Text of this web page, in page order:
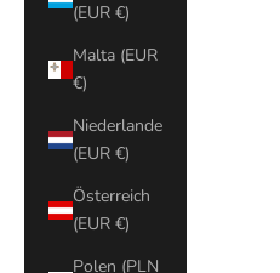
(EUR €)
Malta (EUR
€)
Niederlande
(EUR €)
Österreich
(EUR €)
Polen (PLN